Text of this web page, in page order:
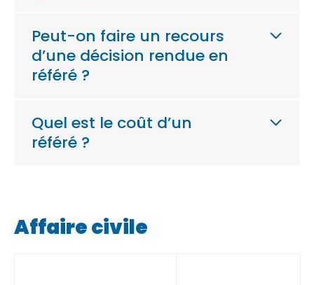
Peut-on faire un recours
d’une décision rendue en
référé ?
Quel est le coût d’un
référé ?
Affaire civile